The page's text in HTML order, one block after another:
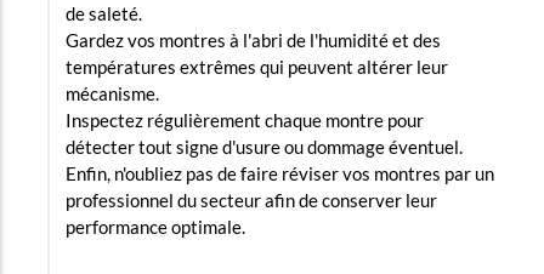
de saleté.
Gardez vos montres à l'abri de l'humidité et des
températures extrêmes qui peuvent altérer leur
mécanisme.
Inspectez régulièrement chaque montre pour
détecter tout signe d'usure ou dommage éventuel.
Enfin, n'oubliez pas de faire réviser vos montres par un
professionnel du secteur afin de conserver leur
performance optimale.